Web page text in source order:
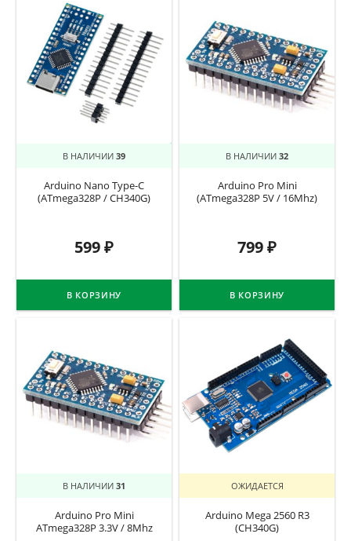
В НАЛИЧИИ 39
Arduino Nano Type-C
(ATmega328P / CH340G)
599₽
В КОРЗИНУ
В НАЛИЧИИ 32
Arduino Pro Mini
(ATmega328P 5V / 16Mhz)
799₽
В КОРЗИНУ
В НАЛИЧИИ 31
Arduino Pro Mini
ATmega328P 3.3V / 8Mhz
ОЖИДАЕТСЯ
Arduino Mega 2560 R3
(CH340G)